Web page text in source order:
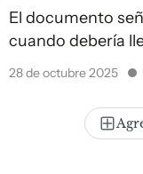
El documento
cuando debería
28 de octubre 2025